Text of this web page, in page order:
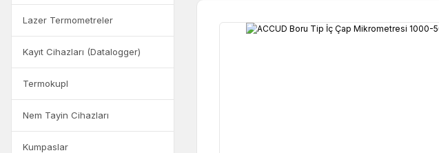
Lazer Termometreler
Kayıt Cihazları (Datalogger)
Termokupl
Nem Tayin Cihazları
Kumpaslar